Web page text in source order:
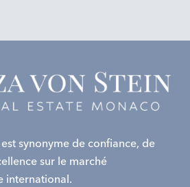
synonyme de confiance, de
sur le marché
international.